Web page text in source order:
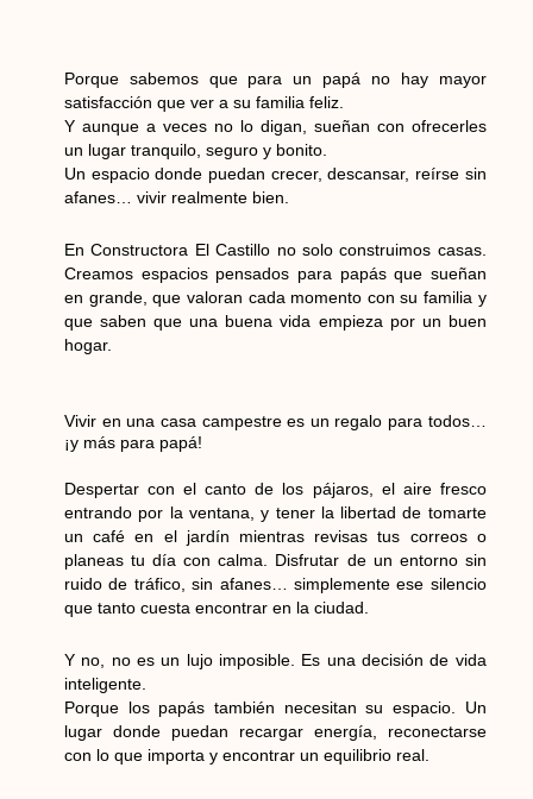
Porque sabemos que para un papá no hay mayor
satisfacción que ver a su familia feliz.
Y aunque a veces no lo digan, sueñan con ofrecerles
un lugar tranquilo, seguro y bonito.
Un espacio donde puedan crecer, descansar, reírse sin
afanes… vivir realmente bien.
En Constructora El Castillo no solo construimos casas.
Creamos espacios pensados para papás que sueñan
en grande, que valoran cada momento con su familia y
que saben que una buena vida empieza por un buen
hogar.
Vivir en una casa campestre es un regalo para todos…
¡y más para papá!
Despertar con el canto de los pájaros, el aire fresco
entrando por la ventana, y tener la libertad de tomarte
un café en el jardín mientras revisas tus correos o
planeas tu día con calma. Disfrutar de un entorno sin
ruido de tráfico, sin afanes… simplemente ese silencio
que tanto cuesta encontrar en la ciudad.
Y no, no es un lujo imposible. Es una decisión de vida
inteligente.
Porque los papás también necesitan su espacio. Un
lugar donde puedan recargar energía, reconectarse
con lo que importa y encontrar un equilibrio real.